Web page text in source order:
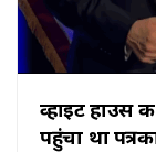
व्हाइट हाउस
पहुंचा था